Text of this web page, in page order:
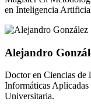
en Inteligencia
Alejandro
Doctor en Ciencias de
Informáticas
Universitaria.